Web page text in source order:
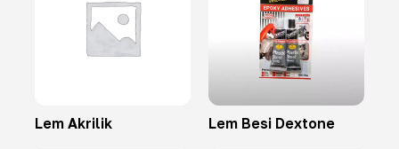
Lem Akrilik Lem Besi Dextone